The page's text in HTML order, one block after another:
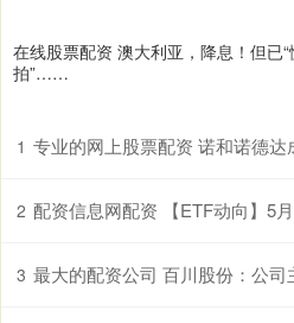
在线股票配资 澳大利亚，降息！但已
拍”……
1 专业的网上股票配资 诺和诺德
2 配资信息网配资 【ETF动向】5月23日摩根中证
3 最大的配资公司 百川股份：公司